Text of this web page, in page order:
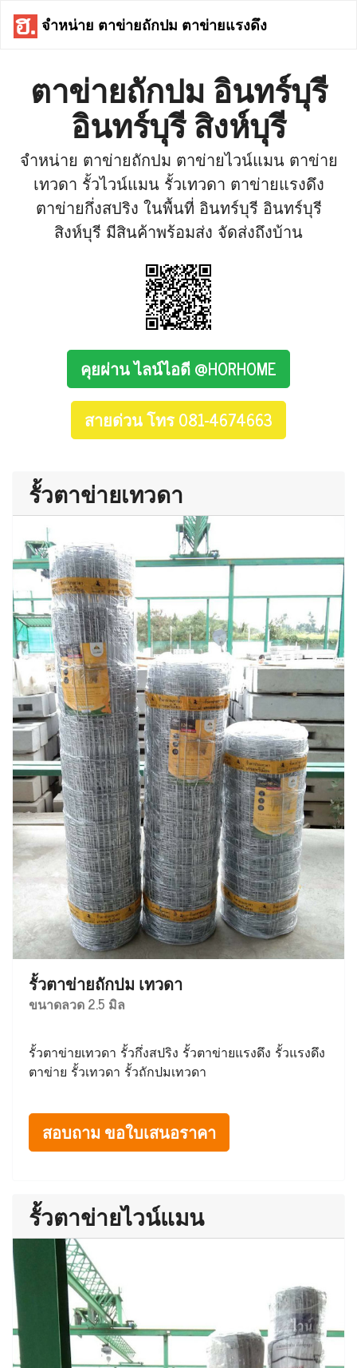
จำหน่าย ตาข่ายถักปม ตาข่ายแรงดึง
ตาข่ายถักปม อินทร์บุรี
อินทร์บุรี สิงห์บุรี
จำหน่าย ตาข่ายถักปม ตาข่ายไวน์แมน ตาข่าย
เทวดา รั้วไวน์แมน รั้วเทวดา ตาข่ายแรงดึง
ตาข่ายกึ่งสปริง ในพื้นที่ อินทร์บุรี อินทร์บุรี
สิงห์บุรี มีสินค้าพร้อมส่ง จัดส่งถึงบ้าน
คุยผ่าน ไลน์ไอดี @HORHOME
สายด่วน โทร 081-4674663
รั้วตาข่ายเทวดา
รั้วตาข่ายถักปม เทวดา
ขนาดลวด 2.5 มิล
รั้วตาข่ายเทวดา รั้วกึ่งสปริง รั้วตาข่ายแรงดึง รั้วแรงดึง
ตาข่าย รั้วเทวดา รั้วถักปมเทวดา
สอบถาม ขอใบเสนอราคา
รั้วตาข่ายไวน์แมน